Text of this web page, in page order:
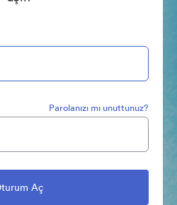
Parolanızı mı unuttunuz?